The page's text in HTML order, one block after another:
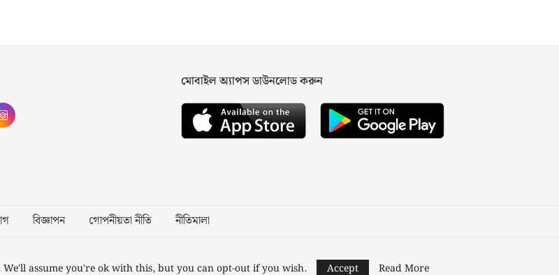
মোবাইল অ্যাপস ডাউনলোড করুন
বিজ্ঞাপন গোপনীয়তা নীতি নীতিমালা
Designed and Developed byNusratech Pte Ltd.
assume you're ok with this, but you can opt-out if you wish. Accept Read More